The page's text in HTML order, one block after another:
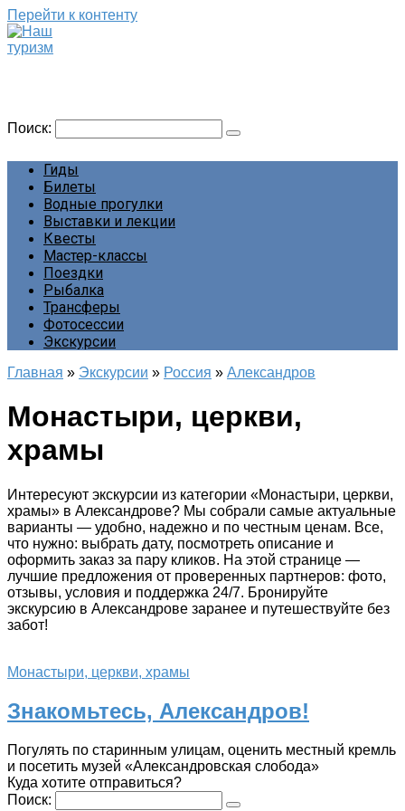
Перейти к контенту
Поиск:
Гиды
Билеты
Водные прогулки
Выставки и лекции
Квесты
Мастер-классы
Поездки
Рыбалка
Трансферы
Фотосессии
Экскурсии
Главная » Экскурсии » Россия » Александров
Монастыри, церкви,
храмы
Интересуют экскурсии из категории «Монастыри, церкви,
храмы» в Александрове? Мы собрали самые актуальные
варианты — удобно, надежно и по честным ценам. Все,
что нужно: выбрать дату, посмотреть описание и
оформить заказ за пару кликов. На этой странице —
лучшие предложения от проверенных партнеров: фото,
отзывы, условия и поддержка 24/7. Бронируйте
экскурсию в Александрове заранее и путешествуйте без
забот!
Монастыри, церкви, храмы
Знакомьтесь, Александров!
Погулять по старинным улицам, оценить местный кремль
и посетить музей «Александровская слобода»
Куда хотите отправиться?
Поиск: